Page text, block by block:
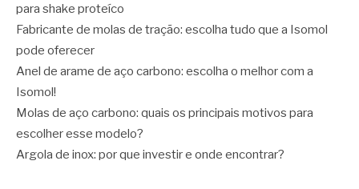
para shake proteíco
Fabricante de molas de tração: escolha tudo que a Isomol
pode oferecer
Anel de arame de aço carbono: escolha o melhor com a
Isomol!
Molas de aço carbono: quais os principais motivos para
escolher esse modelo?
Argola de inox: por que investir e onde encontrar?